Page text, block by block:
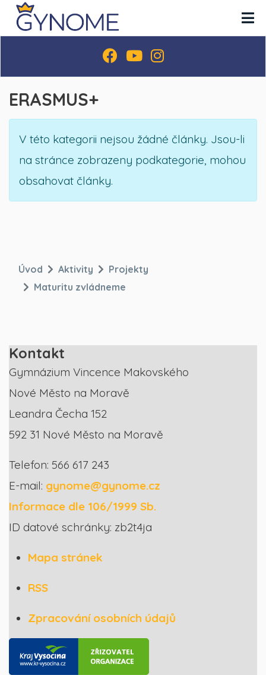
ERASMUS+
Informace
V této kategorii nejsou žádné články. Jsou-li
na stránce zobrazeny podkategorie, mohou
obsahovat články.
Úvod Aktivity
Projekty
Maturitu zvládneme
Kontakt
Gymnázium Vincence Makovského
Nové Město na Moravě
Leandra Čecha 152
592 31 Nové Město na Moravě
Telefon: 566 617 243
E-mail: gynome@gynome.cz
Informace dle 106/1999 Sb.
ID datové schránky: zb2t4ja
Mapa stránek
RSS
Zpracování osobních údajů